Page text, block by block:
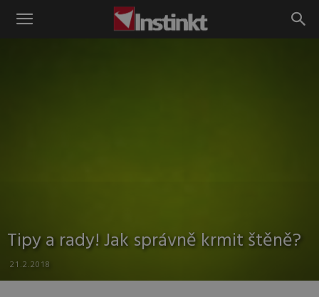
Instinkt
Tipy a rady! Jak správně krmit štěně?
21.2.2018